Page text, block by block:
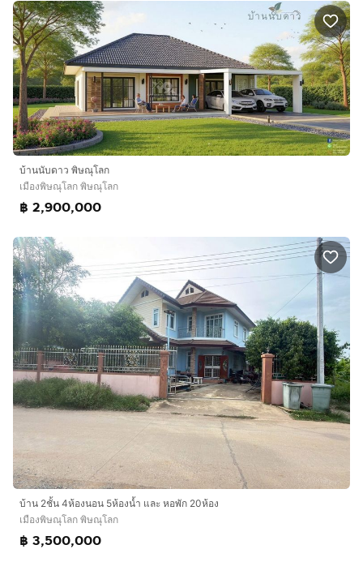
บ้านนับดาว พิษณุโลก
เมืองพิษณุโลก พิษณุโลก
฿ 2,900,000
บ้าน 2ชั้น 4ห้องนอน 5ห้องน้ำ และ หอพัก 20ห้อง
เมืองพิษณุโลก พิษณุโลก
฿ 3,500,000